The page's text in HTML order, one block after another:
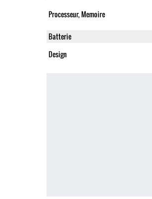
Processeur, Memoire
Batterie
Design